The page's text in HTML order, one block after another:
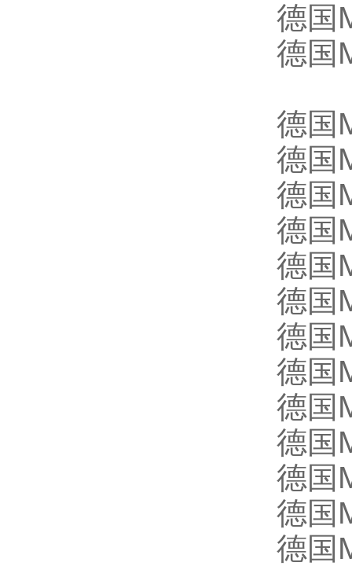
德
德
德
德
德
德
德
德
德
德
德
德
德
德
德